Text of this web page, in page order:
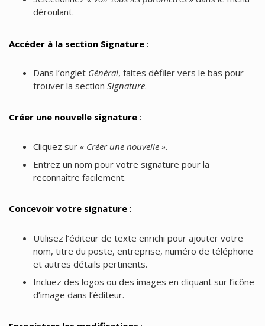
déroulant.
Accéder à la section Signature :
Dans l’onglet Général, faites défiler vers le bas pour
trouver la section Signature.
Créer une nouvelle signature :
Cliquez sur « Créer une nouvelle ».
Entrez un nom pour votre signature pour la
reconnaître facilement.
Concevoir votre signature :
Utilisez l’éditeur de texte enrichi pour ajouter votre
nom, titre du poste, entreprise, numéro de téléphone
et autres détails pertinents.
Incluez des logos ou des images en cliquant sur l’icône
d’image dans l’éditeur.